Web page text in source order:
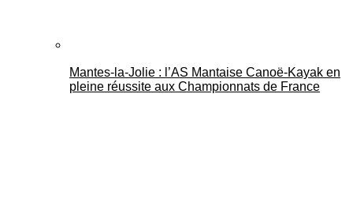
Mantes-la-Jolie : l’AS Mantaise Canoë‑Kayak en
pleine réussite aux Championnats de France